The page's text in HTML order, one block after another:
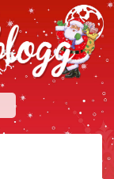
julkalendrar,
julrecept!